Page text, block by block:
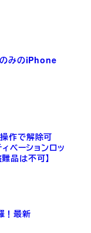
のみのiPhone
操作で解除可
ベーションロッ
品は不可】
！最新